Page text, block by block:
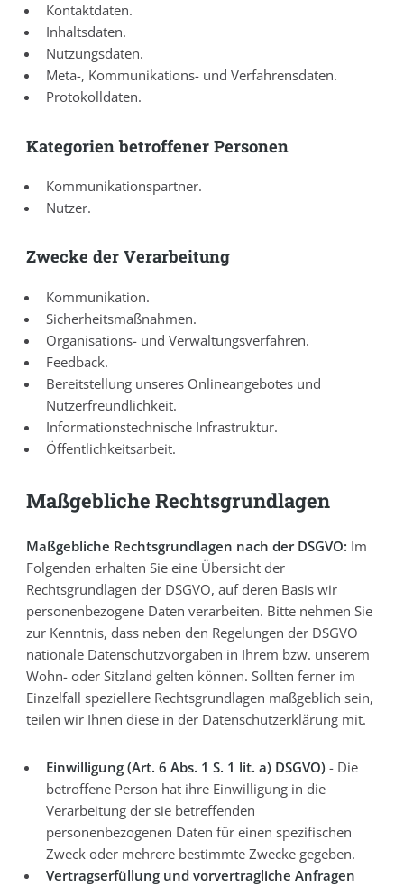
Kontaktdaten.
Inhaltsdaten.
Nutzungsdaten.
Meta-, Kommunikations- und Verfahrensdaten.
Protokolldaten.
Kategorien betroffener Personen
Kommunikationspartner.
Nutzer.
Zwecke der Verarbeitung
Kommunikation.
Sicherheitsmaßnahmen.
Organisations- und Verwaltungsverfahren.
Feedback.
Bereitstellung unseres Onlineangebotes und
Nutzerfreundlichkeit.
Informationstechnische Infrastruktur.
Öffentlichkeitsarbeit.
Maßgebliche Rechtsgrundlagen
Maßgebliche Rechtsgrundlagen nach der DSGVO: Im
Folgenden erhalten Sie eine Übersicht der
Rechtsgrundlagen der DSGVO, auf deren Basis wir
personenbezogene Daten verarbeiten. Bitte nehmen Sie
zur Kenntnis, dass neben den Regelungen der DSGVO
nationale Datenschutzvorgaben in Ihrem bzw. unserem
Wohn- oder Sitzland gelten können. Sollten ferner im
Einzelfall speziellere Rechtsgrundlagen maßgeblich sein,
teilen wir Ihnen diese in der Datenschutzerklärung mit.
Einwilligung (Art. 6 Abs. 1 S. 1 lit. a) DSGVO) - Die
betroffene Person hat ihre Einwilligung in die
Verarbeitung der sie betreffenden
personenbezogenen Daten für einen spezifischen
Zweck oder mehrere bestimmte Zwecke gegeben.
Vertragserfüllung und vorvertragliche Anfragen